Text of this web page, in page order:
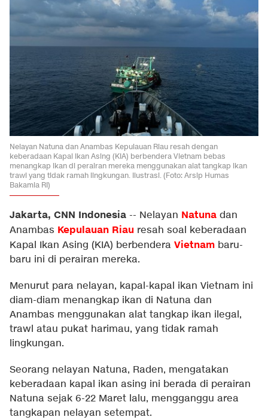
Nelayan Natuna dan Anambas Kepulauan Riau resah dengan
keberadaan Kapal Ikan Asing (KIA) berbendera Vietnam bebas
menangkap ikan di perairan mereka menggunakan alat tangkap ikan
trawl yang tidak ramah lingkungan. Ilustrasi. (Foto: Arsip Humas
Bakamla RI)
Jakarta, CNN Indonesia -- Nelayan Natuna dan
Anambas Kepulauan Riau resah soal keberadaan
Kapal Ikan Asing (KIA) berbendera Vietnam baru-
baru ini di perairan mereka.
Menurut para nelayan, kapal-kapal ikan Vietnam ini
diam-diam menangkap ikan di Natuna dan
Anambas menggunakan alat tangkap ikan ilegal,
trawl atau pukat harimau, yang tidak ramah
lingkungan.
Seorang nelayan Natuna, Raden, mengatakan
keberadaan kapal ikan asing ini berada di perairan
Natuna sejak 6-22 Maret lalu, mengganggu area
tangkapan nelayan setempat.